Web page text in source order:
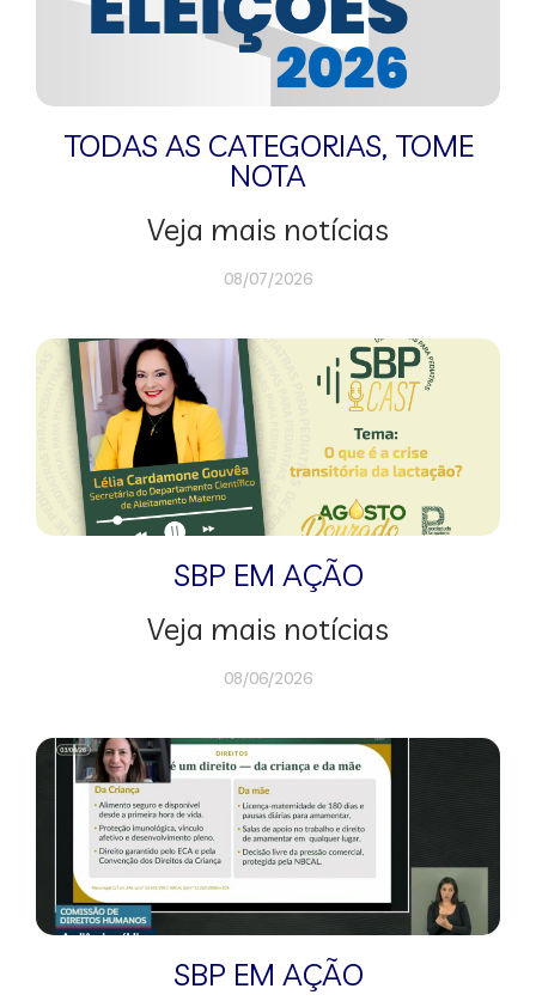
TODAS AS CATEGORIAS, TOME
NOTA
Veja mais notícias
08/07/2026
SBP EM AÇÃO
Veja mais notícias
08/06/2026
SBP EM AÇÃO